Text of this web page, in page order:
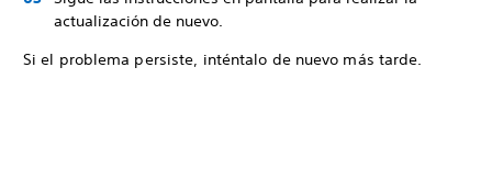
actualización de nuevo.
Si el problema persiste, inténtalo de nuevo más tarde.